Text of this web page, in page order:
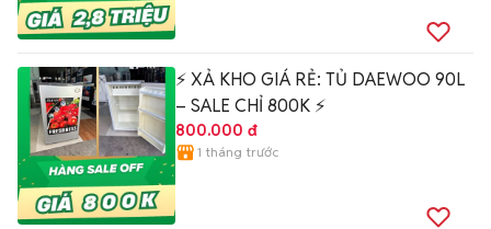
⚡ XẢ KHO GIÁ RẺ: TỦ DAEWOO 90L
– SALE CHỈ 800K ⚡
800.000 đ
1 tháng trước